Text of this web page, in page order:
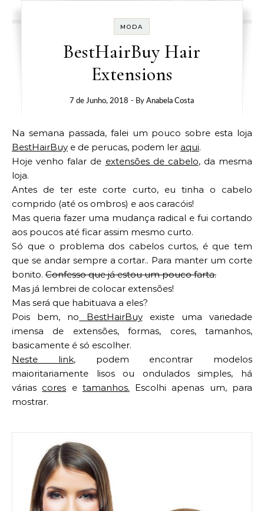
MODA
BestHairBuy Hair
Extensions
7 de Junho, 2018 - ByAnabela Costa
Na semana passada, falei um pouco sobre esta loja
BestHairBuy e de perucas, podem ler aqui.
Hoje venho falar de extensões de cabelo, da mesma
loja.
Antes de ter este corte curto, eu tinha o cabelo
comprido (até os ombros) e aos caracóis!
Mas queria fazer uma mudança radical e fui cortando
aos poucos até ficar assim mesmo curto.
Só que o problema dos cabelos curtos, é que tem
que se andar sempre a cortar.. Para manter um corte
bonito. Confesso que já estou um pouco farta.
Mas já lembrei de colocar extensões!
Mas será que habituava a eles?
Pois bem, no BestHairBuyexiste uma variedade
imensa de extensões, formas, cores, tamanhos,
basicamente é só escolher.
Neste link, podem encontrar modelos
maioritariamente lisos ou ondulados simples, há
várias cores e tamanhos. Escolhi apenas um, para
mostrar.